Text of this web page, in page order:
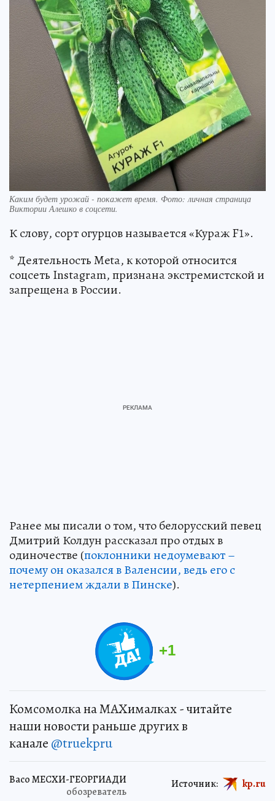
Каким будет урожай - покажет время. Фото: личная страница
Виктории Алешко в соцсети.
К слову, сорт огурцов называется «Кураж F1».
* Деятельность Meta, к которой относится
соцсеть Instagram, признана экстремистской и
запрещена в России.
Ранее мы писали о том, что белорусский певец
Дмитрий Колдун рассказал про отдых в
одиночестве (поклонники недоумевают –
почему он оказался в Валенсии, ведь его с
нетерпением ждали в Пинске).
+1
Комсомолка на MAXималках - читайте
наши новости раньше других в
канале @truekpru
Васо МЕСХИ-ГЕОРГИАДИ
обозреватель
Источник: kp.ru